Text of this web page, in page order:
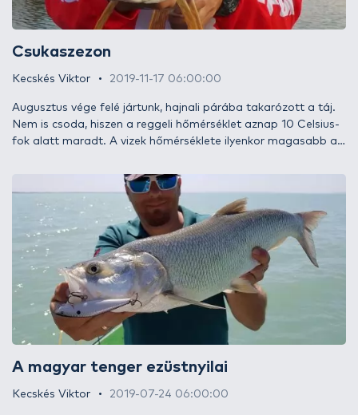
Csukaszezon
Kecskés Viktor 2019-11-17 06:00:00
Augusztus vége felé jártunk, hajnali párába takarózott a táj.
Nem is csoda, hiszen a reggeli hőmérséklet aznap 10 Celsius-
fok alatt maradt. A vizek hőmérséklete ilyenkor magasabb a
kezünkről a halnyálkát. Igen ám, de ehhez előbb halat kell
fognunk…
A magyar tenger ezüstnyilai
Kecskés Viktor 2019-07-24 06:00:00